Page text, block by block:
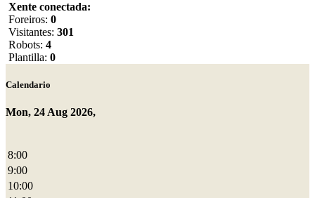
Xente conectada:
Foreiros: 0
Visitantes: 301
Robots: 4
Plantilla: 0
Calendario
Mon, 24 Aug 2026,
8:00
9:00
10:00